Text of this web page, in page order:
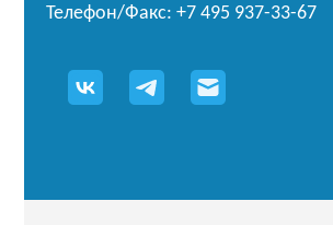
Телефон/Факс: +7 495 937-33-67